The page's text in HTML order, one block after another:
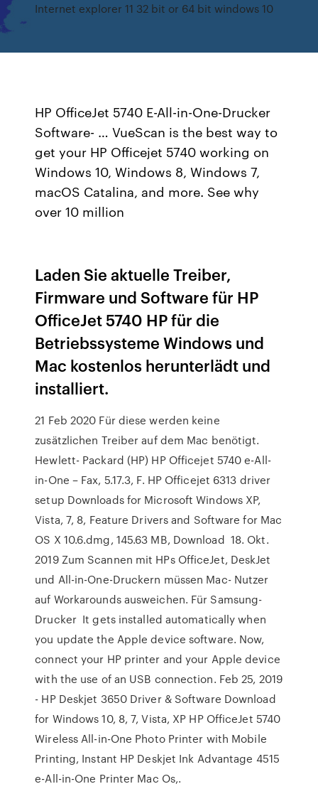
Internet explorer 11 32 bit or 64 bit windows 10
HP OfficeJet 5740 E-All-in-One-Drucker
Software- … VueScan is the best way to
get your HP Officejet 5740 working on
Windows 10, Windows 8, Windows 7,
macOS Catalina, and more. See why
over 10 million
Laden Sie aktuelle Treiber,
Firmware und Software für HP
OfficeJet 5740 HP für die
Betriebssysteme Windows und
Mac kostenlos herunterlädt und
installiert.
21 Feb 2020 Für diese werden keine
zusätzlichen Treiber auf dem Mac benötigt.
Hewlett- Packard (HP) HP Officejet 5740 e-All-
in-One – Fax, 5.17.3, F. HP Officejet 6313 driver
setup Downloads for Microsoft Windows XP,
Vista, 7, 8, Feature Drivers and Software for Mac
OS X 10.6.dmg, 145.63 MB, Download 18. Okt.
2019 Zum Scannen mit HPs OfficeJet, DeskJet
und All-in-One-Druckern müssen Mac- Nutzer
auf Workarounds ausweichen. Für Samsung-
Drucker It gets installed automatically when
you update the Apple device software. Now,
connect your HP printer and your Apple device
with the use of an USB connection. Feb 25, 2019
- HP Deskjet 3650 Driver & Software Download
for Windows 10, 8, 7, Vista, XP HP OfficeJet 5740
Wireless All-in-One Photo Printer with Mobile
Printing, Instant HP Deskjet Ink Advantage 4515
e-All-in-One Printer Mac Os,.